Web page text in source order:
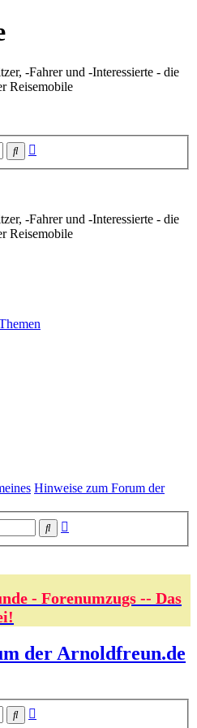
-Fahrer und -Interessierte - die
Reisemobile
Suche
-Fahrer und -Interessierte - die
Reisemobile
Hinweise zum Forum der
Suche
- Forenumzugs -- Das
der Arnoldfreun.de
Suche